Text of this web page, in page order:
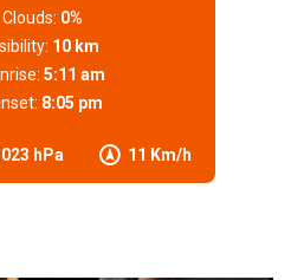
hPa 11 Km/h
Clouds: 0%
10 km
5:11 am
8:05 pm